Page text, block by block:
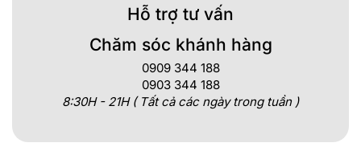
Hỗ trợ tư vấn
Chăm sóc khánh hàng
0909 344 188
0903 344 188
8:30H - 21H ( Tất cả các ngày trong tuần )